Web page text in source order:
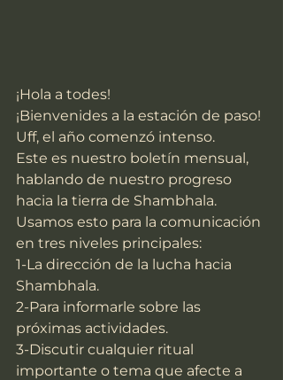
¡Hola a todes!
¡Bienvenides a la estación de paso!
Uff, el año comenzó intenso.
Este es nuestro boletín mensual,
hablando de nuestro progreso
hacia la tierra de Shambhala.
Usamos esto para la comunicación
en tres niveles principales:
1-La dirección de la lucha hacia
Shambhala.
2-Para informarle sobre las
próximas actividades.
3-Discutir cualquier ritual
importante o tema que afecte a